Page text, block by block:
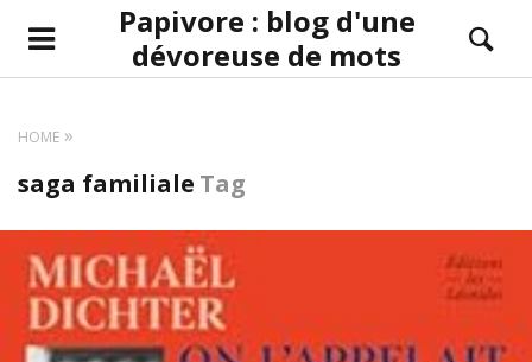
Papivore : blog d'une
dévoreuse de mots
HOME
saga familiale Tag